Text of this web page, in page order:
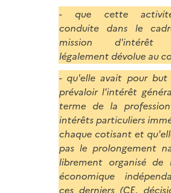
- que cette
conduite dans le
mission d'intérêt
légalement dévolue au
- qu'elle avait pour
prévaloir l'intérêt
terme de la
intérêts particuliers
chaque cotisant et
pas le prolongement
librement organisé de
économique